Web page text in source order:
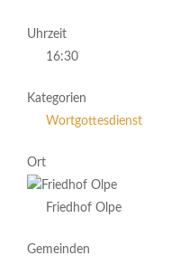
Uhrzeit
16:30
Kategorien
Wortgottesdienst
Ort
Friedhof Olpe
Gemeinden